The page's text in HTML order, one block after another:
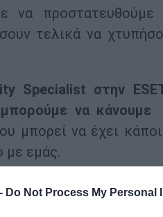
Do Not Process My Personal
να προστατευθούμε
τελικά να
Specialist στην
να κάνουμε
μπορεί να έχει
με εμάς.
τα μηνύματα στο
βρίσκεται